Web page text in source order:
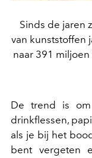
Sinds de jaren
van kunststoffen
naar 391 miljoen
De trend is om
drinkflessen,
als je bij het
bent vergeten